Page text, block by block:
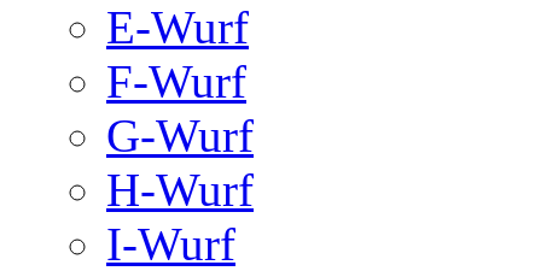
E-Wurf
F-Wurf
G-Wurf
H-Wurf
I-Wurf